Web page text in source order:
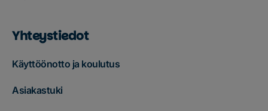
Yhteystiedot
Käyttöönotto ja koulutus
Asiakastuki